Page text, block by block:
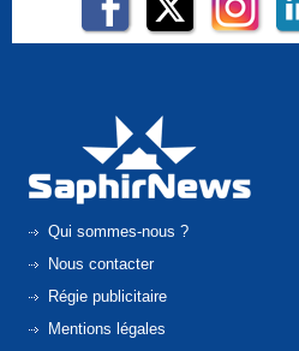
Qui sommes-nous ?
Nous contacter
Régie publicitaire
Mentions légales